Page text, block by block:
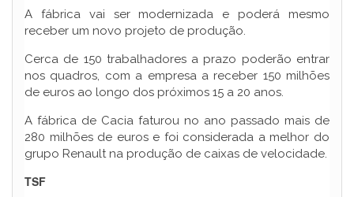
A fábrica vai ser modernizada e poderá mesmo
receber um novo projeto de produção.
Cerca de 150 trabalhadores a prazo poderão entrar
nos quadros, com a empresa a receber 150 milhões
de euros ao longo dos próximos 15 a 20 anos.
A fábrica de Cacia faturou no ano passado mais de
280 milhões de euros e foi considerada a melhor do
grupo Renault na produção de caixas de velocidade.
TSF